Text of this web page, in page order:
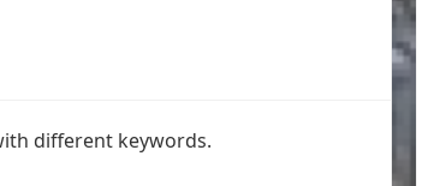
different keywords.